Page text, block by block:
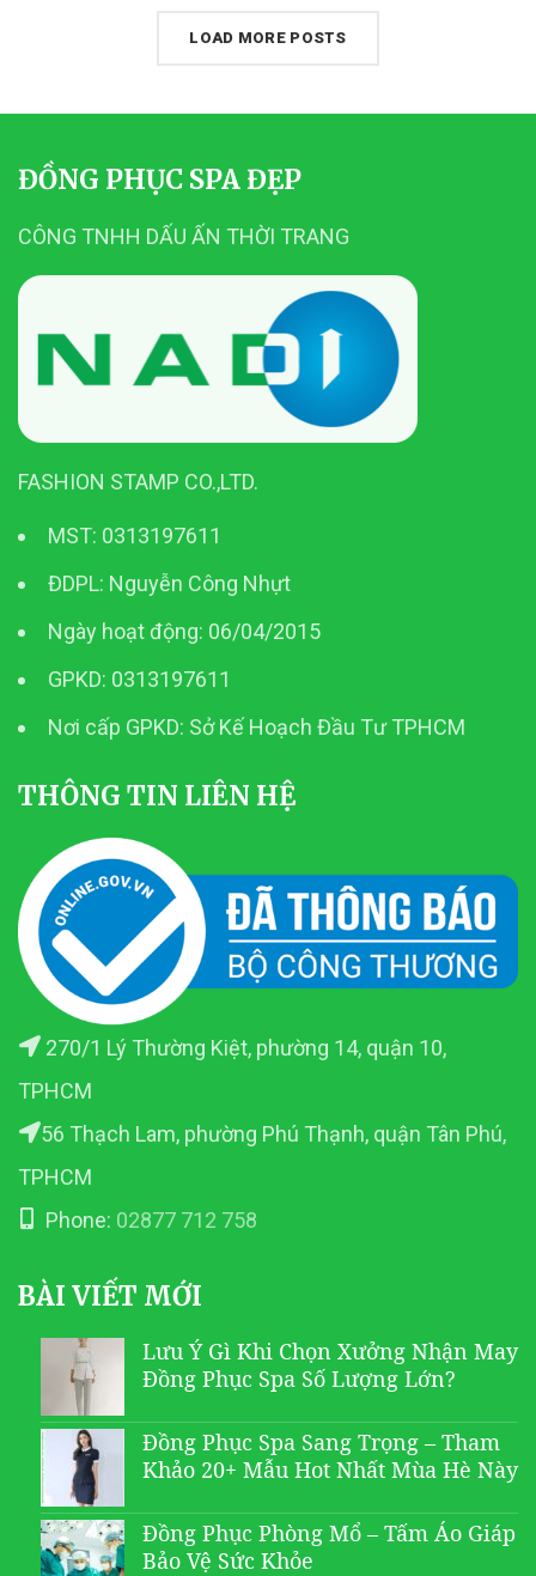
LOAD MORE POSTS
ĐỒNG PHỤC SPA ĐẸP
CÔNG TNHH DẤU ẤN THỜI TRANG
FASHION STAMP CO.,LTD.
MST: 0313197611
ĐDPL: Nguyễn Công Nhựt
Ngày hoạt động: 06/04/2015
GPKD: 0313197611
Nơi cấp GPKD: Sở Kế Hoạch Đầu Tư TPHCM
THÔNG TIN LIÊN HỆ
270/1 Lý Thường Kiệt, phường 14, quận 10,
TPHCM
56 Thạch Lam, phường Phú Thạnh, quận Tân Phú,
TPHCM
Phone: 02877 712 758
BÀI VIẾT MỚI
Lưu Ý Gì Khi Chọn Xưởng Nhận May
Đồng Phục Spa Số Lượng Lớn?
Đồng Phục Spa Sang Trọng – Tham
Khảo 20+ Mẫu Hot Nhất Mùa Hè Này
Đồng Phục Phòng Mổ – Tấm Áo Giáp
Bảo Vệ Sức Khỏe